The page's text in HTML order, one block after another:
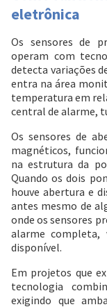
eletrônica
Os sensores de
operam com
detecta variações
entra na área
temperatura em
central de alarme,
Os sensores de
magnéticos,
na estrutura da
Quando os dois
houve abertura e
antes mesmo de
onde os sensores
alarme
disponível.
Em projetos que
tecnologia
exigindo que